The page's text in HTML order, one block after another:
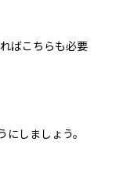
ばこちらも必要
しましょう。